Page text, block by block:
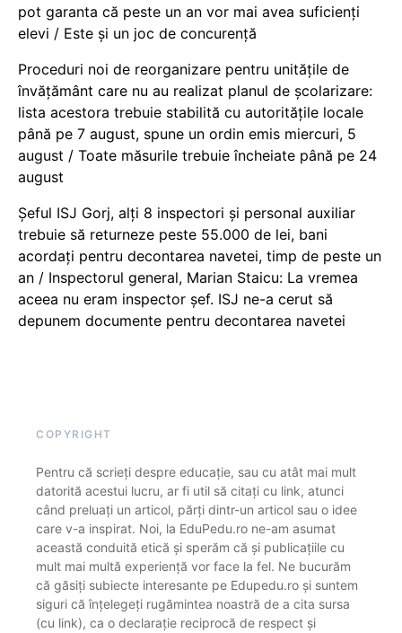
pot garanta că peste un an vor mai avea suficienți
elevi / Este și un joc de concurență
Proceduri noi de reorganizare pentru unitățile de
învățământ care nu au realizat planul de școlarizare:
lista acestora trebuie stabilită cu autoritățile locale
până pe 7 august, spune un ordin emis miercuri, 5
august / Toate măsurile trebuie încheiate până pe 24
august
Șeful ISJ Gorj, alți 8 inspectori și personal auxiliar
trebuie să returneze peste 55.000 de lei, bani
acordați pentru decontarea navetei, timp de peste un
an / Inspectorul general, Marian Staicu: La vremea
aceea nu eram inspector șef. ISJ ne-a cerut să
depunem documente pentru decontarea navetei
COPYRIGHT
Pentru că scrieți despre educație, sau cu atât mai mult
datorită acestui lucru, ar fi util să citați cu link, atunci
când preluați un articol, părți dintr-un articol sau o idee
care v-a inspirat. Noi, la EduPedu.ro ne-am asumat
această conduită etică și sperăm că și publicațiile cu
mult mai multă experiență vor face la fel. Ne bucurăm
că găsiți subiecte interesante pe Edupedu.ro și suntem
siguri că înțelegeți rugămintea noastră de a cita sursa
(cu link), ca o declarație reciprocă de respect și